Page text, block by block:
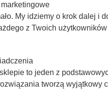
My idziemy o krok dalej i
z Twoich
to jeden z
tworzą wyjątkowy